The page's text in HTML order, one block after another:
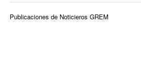
Publicaciones de Noticieros GREM